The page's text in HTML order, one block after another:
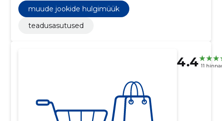
muude jookide hulgimüük
teadusasutused
4.4 11